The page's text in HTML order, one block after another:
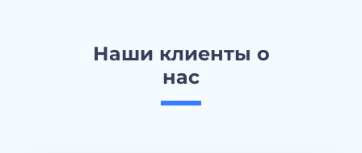
Наши клиенты о
нас